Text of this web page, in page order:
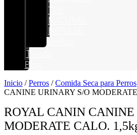
NATURAL
Blog
Inicio /Perros /Comida Seca para Perros
CANINE URINARY S/O
ROYAL CANIN
MODERATE CALO.